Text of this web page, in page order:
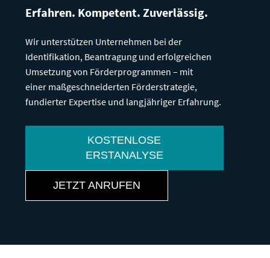
Erfahren. Kompetent. Zuverlässig.
Wir unterstützen Unternehmen bei der
Identifikation, Beantragung und erfolgreichen
Umsetzung von Förderprogrammen – mit
einer maßgeschneiderten Förderstrategie,
fundierter Expertise und langjähriger Erfahrung.
KOSTENLOSE
ERSTANALYSE
JETZT ANRUFEN